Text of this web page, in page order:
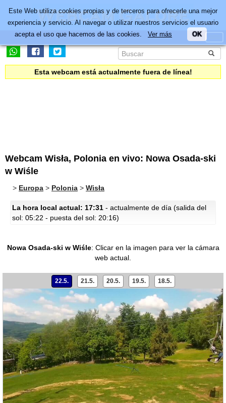
Esta webcam está actualmente fuera de línea!
Webcam Wisła, Polonia en vivo: Nowa Osada-ski
w Wiśle
> Europa > Polonia > Wisła
La hora local actual: 17:31 - actualmente de día (salida del
sol: 05:22 - puesta del sol: 20:16)
Nowa Osada-ski w Wiśle: Clicar en la imagen para ver la cámara
web actual.
22.5. 21.5. 20.5. 19.5. 18.5.
Este Web utiliza cookies propias y de terceros para ofrecerle una mejor
experiencia y servicio. Al navegar o utilizar nuestros servicios el usuario
acepta el uso que hacemos de las cookies. Ver más OK